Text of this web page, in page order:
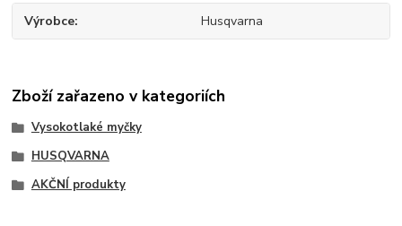
Výrobce Husqvarna
Zboží zařazeno v kategoriích
Vysokotlaké myčky
HUSQVARNA
AKČNÍ produkty